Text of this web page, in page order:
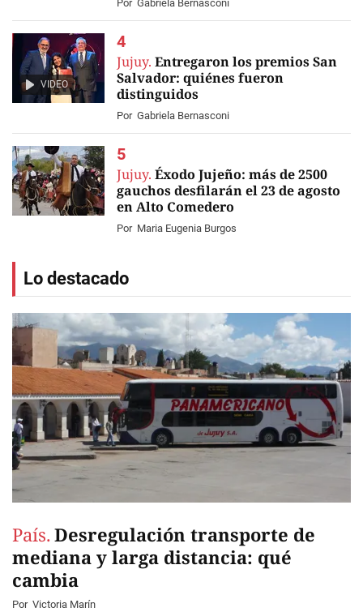
Por Gabriela Bernasconi
VIDEO
Jujuy. Entregaron los premios San
Salvador: quiénes fueron
distinguidos
Por Gabriela Bernasconi
Jujuy. Éxodo Jujeño: más de 2500
gauchos desfilarán el 23 de agosto
en Alto Comedero
Por Maria Eugenia Burgos
Lo destacado
País. Desregulación transporte de
mediana y larga distancia: qué
cambia
Por Victoria Marín